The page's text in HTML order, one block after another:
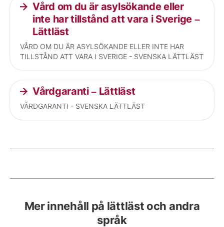
Vård om du är asylsökande eller
inte har tillstånd att vara i Sverige –
Lättläst
VÅRD OM DU ÄR ASYLSÖKANDE ELLER INTE HAR
TILLSTÅND ATT VARA I SVERIGE - SVENSKA LÄTTLÄST
Vårdgaranti – Lättläst
VÅRDGARANTI - SVENSKA LÄTTLÄST
Mer innehåll på lättläst och andra
språk